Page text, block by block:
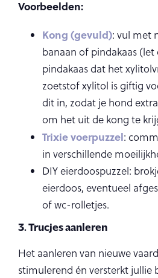
Voorbeelden:
Kong (gevuld): vul met
banaan of pindakaas
pindakaas dat het
zoetstof xylitol is giftig
dit in, zodat je hond
om het uit de kong te
Trixie voerpuzzel:
in verschillende
DIY eierdoospuzzel:
eierdoos, eventueel
of wc-rolletjes.
3. Trucjes aanleren
Het aanleren van nieuwe
stimulerend én versterkt jullie